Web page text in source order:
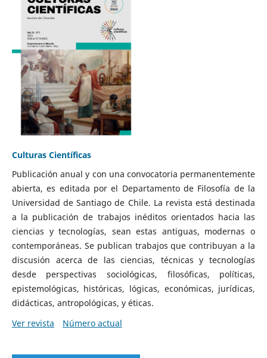
Culturas Científicas
Publicación anual y con una convocatoria permanentemente
abierta, es editada por el Departamento de Filosofía de la
Universidad de Santiago de Chile. La revista está destinada
a la publicación de trabajos inéditos orientados hacia las
ciencias y tecnologías, sean estas antiguas, modernas o
contemporáneas. Se publican trabajos que contribuyan a la
discusión acerca de las ciencias, técnicas y tecnologías
desde perspectivas sociológicas, filosóficas, políticas,
epistemológicas, históricas, lógicas, económicas, jurídicas,
didácticas, antropológicas, y éticas.
Ver revista
Número actual